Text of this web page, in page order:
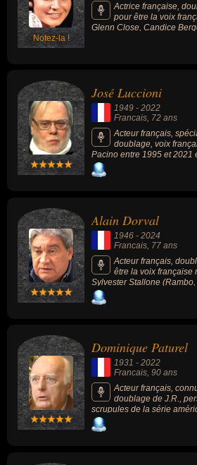
Notez-la !
Actrice française,
pour être la voix
Glenn Close, Candice
Seymour, ainsi que l'une
de Meryl Streep, Helen
son personnage de Sue
série télévisée Dallas
Jaclyn Smith alias Kelly
de dames ou la première
dans la série animée
José Luccioni
1949 - 2022
Francais, 72 ans
Acteur français,
doublage, voix
Pacino entre 1995 et 2021
jeu vidéo en prêtant sa
personnages mythiques
Tom Sheldon dans « Just
2019), T-Bone dans la saga
(2014-2020) ou encore
dans « Overwatch » (2016).
Alain Dorval
1946 - 2024
Francais , 77 ans
Acteur français,
être la voix française
Sylvester Stallone (Rambo,
Dominique Paturel
1931 - 2022
Francais, 90 ans
Acteur français,
doublage de J.R.,
scrupules de la série
Dallas » (1978-1991,